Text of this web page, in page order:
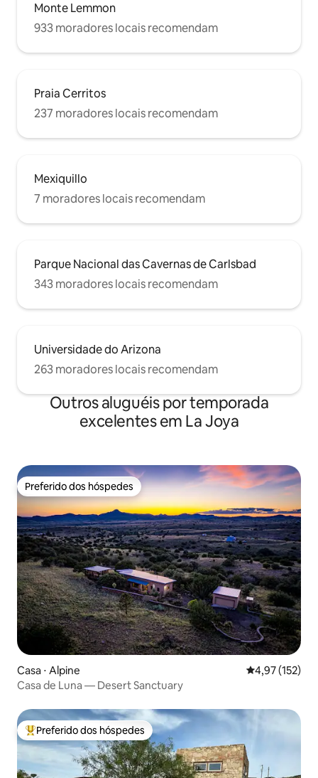
Monte Lemmon
933 moradores locais recomendam
Praia Cerritos
237 moradores locais recomendam
Mexiquillo
7 moradores locais recomendam
Parque Nacional das Cavernas de Carlsbad
343 moradores locais recomendam
Universidade do Arizona
263 moradores locais recomendam
Outros aluguéis por temporada
excelentes em La Joya
Preferido dos hóspedes
Preferido dos hóspedes
Casa ⋅ Alpine 4,97 de uma
4,97 (152)
Casa de Luna — Desert Sanctuary
Entre os melhores preferidos dos hóspedes
Preferido dos hóspedes